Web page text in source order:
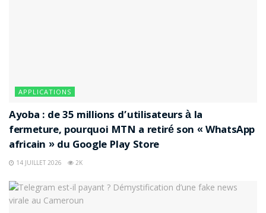
APPLICATIONS
Ayoba : de 35 millions d’utilisateurs à la
fermeture, pourquoi MTN a retiré son « WhatsApp
africain » du Google Play Store
14 JUILLET 2026 2K